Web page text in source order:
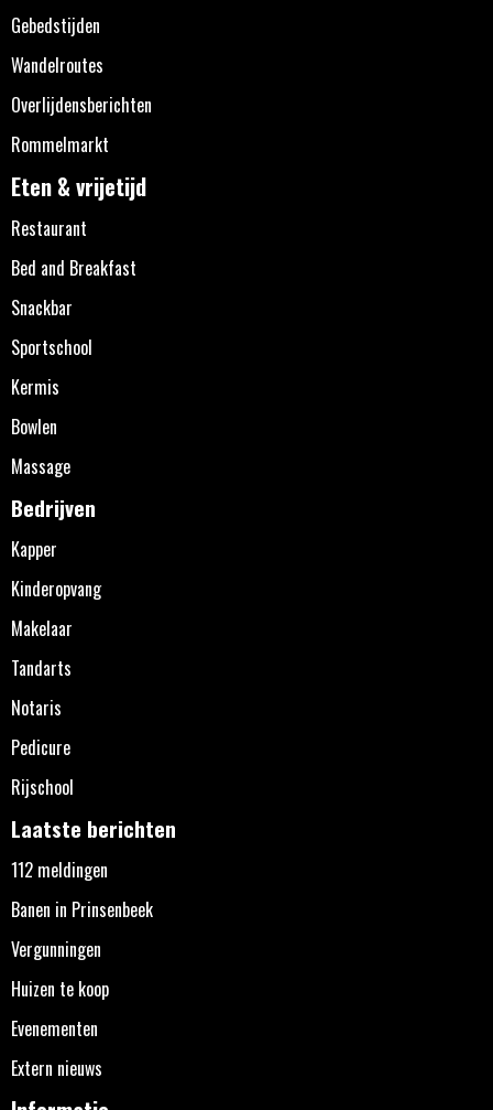
Gebedstijden
Wandelroutes
Overlijdensberichten
Rommelmarkt
Eten & vrijetijd
Restaurant
Bed and Breakfast
Snackbar
Sportschool
Kermis
Bowlen
Massage
Bedrijven
Kapper
Kinderopvang
Makelaar
Tandarts
Notaris
Pedicure
Rijschool
Laatste berichten
112 meldingen
Banen in Prinsenbeek
Vergunningen
Huizen te koop
Evenementen
Extern nieuws